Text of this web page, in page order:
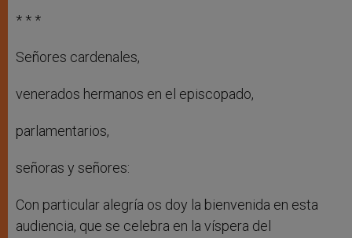
* * *
Señores cardenales,
venerados hermanos en el episcopado,
parlamentarios,
señoras y señores:
Con particular alegría os doy la bienvenida en esta
audiencia, que se celebra en la víspera del